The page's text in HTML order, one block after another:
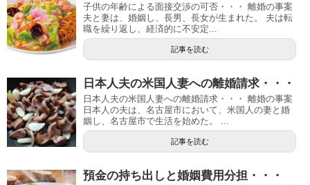
子供の年齢による面接交渉の可否・・・ 離婚の事案
夫と妻は、婚姻し、長男、長女が生まれた。 夫は転
職を繰り返し、経済的に不安定...
記事を読む
日本人夫の米国人妻への離婚請求・・・
日本人夫の米国人妻への離婚請求・・・ 離婚の事案
日本人の夫は、名古屋市において、米国人の妻と婚
姻し、名古屋市で生活を始めた。 ...
記事を読む
預金の持ち出しと婚姻費用分担・・・